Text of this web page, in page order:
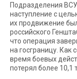
Подразделения
наступление с
их продвижение
российского
что операция
на госграницу. Как
время боевых
потерял более 10,1